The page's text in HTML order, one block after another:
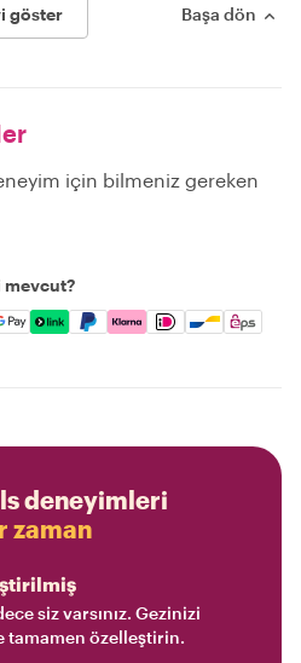
göster Başa dön
için bilmeniz gereken
mevcut?
Discover, Apple Pay, Google
deneyimleri
zaman
siz varsınız. Gezinizi
tamamen özelleştirin.